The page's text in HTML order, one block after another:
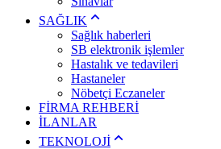
SAĞLIK
Sağlık haberleri
SB elektronik işlemler
Hastalık ve tedavileri
Hastaneler
Nöbetçi Eczaneler
FİRMA REHBERİ
İLANLAR
TEKNOLOJİ